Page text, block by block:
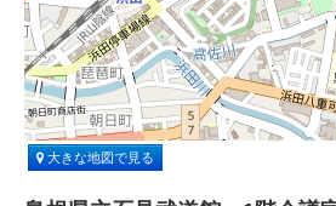
大きな地図で見る